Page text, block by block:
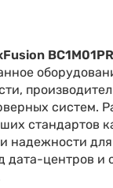
систем.
стандартов
надежности
центров и